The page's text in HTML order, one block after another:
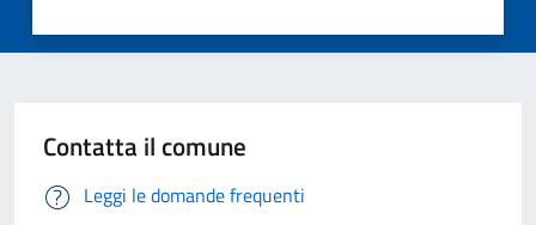
Contatta il comune
Leggi le domande frequenti